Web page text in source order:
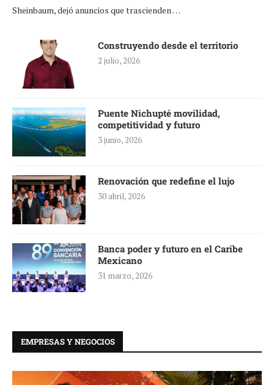
Sheinbaum, dejó anuncios que trascienden …
Construyendo desde el territorio
2 julio, 2026
Puente Nichupté movilidad,
competitividad y futuro
3 junio, 2026
Renovación que redefine el lujo
30 abril, 2026
Banca poder y futuro en el Caribe
Mexicano
31 marzo, 2026
EMPRESAS Y NEGOCIOS